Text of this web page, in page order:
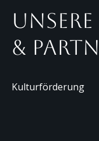
&
Kulturförderung
So sieht